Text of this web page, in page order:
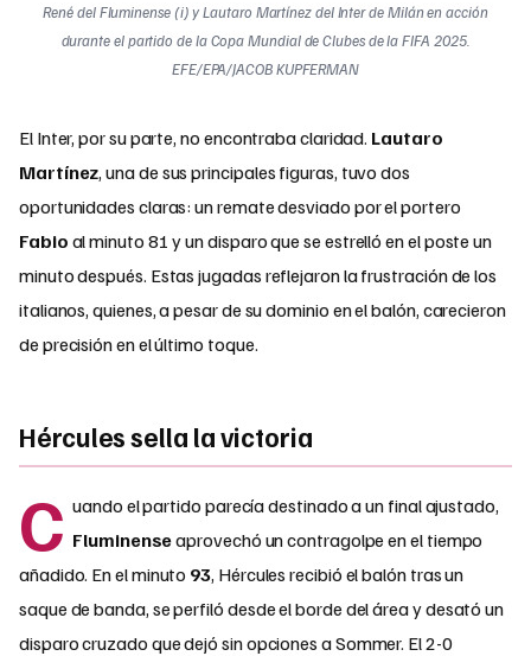
René del Fluminense (i) y Lautaro Martínez del Inter de Milán en acción
durante el partido de la Copa Mundial de Clubes de la FIFA 2025.
EFE/EPA/JACOB KUPFERMAN
El Inter, por su parte, no encontraba claridad. Lautaro
Martínez, una de sus principales figuras, tuvo dos
oportunidades claras: un remate desviado por el portero
Fabio al minuto 81 y un disparo que se estrelló en el poste un
minuto después. Estas jugadas reflejaron la frustración de los
italianos, quienes, a pesar de su dominio en el balón, carecieron
de precisión en el último toque.
Hércules sella la victoria
C uando el partido parecía destinado a un final ajustado,
Fluminenseaprovechó un contragolpe en el tiempo
añadido. En el minuto 93, Hércules recibió el balón tras un
saque de banda, se perfiló desde el borde del área y desató un
disparo cruzado que dejó sin opciones a Sommer. El 2-0